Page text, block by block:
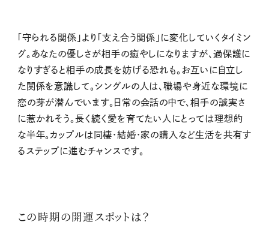
「守られる関係」より「支え合う関係」に変化していくタイミン
グ。あなたの優しさが相手の癒やしになりますが、過保護に
なりすぎると相手の成長を妨げる恐れも。お互いに自立し
た関係を意識して。シングルの人は、職場や身近な環境に
恋の芽が潜んでいます。日常の会話の中で、相手の誠実さ
に惹かれそう。長く続く愛を育てたい人にとっては理想的
な半年。カップルは同棲・結婚・家の購入など生活を共有す
るステップに進むチャンスです。
この時期の開運スポットは？